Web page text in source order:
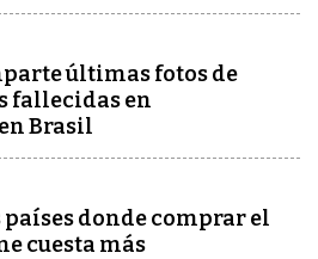
últimas fotos de
fallecidas en
Brasil
países donde comprar el
cuesta más